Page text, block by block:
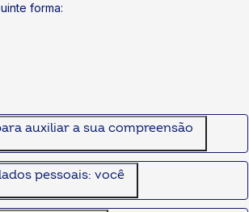
forma:
auxiliar a sua compreensão
pessoais: você